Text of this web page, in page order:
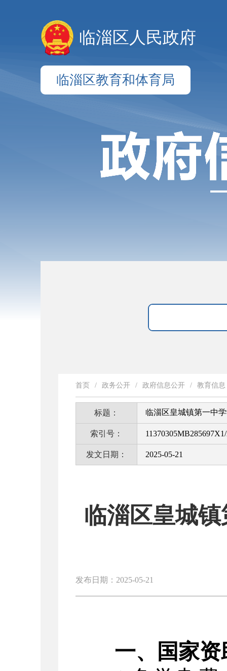
临淄区人民政府
临淄区教育和体育局
首页 / 政务公开 / 政府信息公开 / 教育信息
标题： 临淄区皇城镇第一中
索引号：
发文日期： 2025-05-21
临淄区皇城
发布日期：2025-05-21
一、 国家资